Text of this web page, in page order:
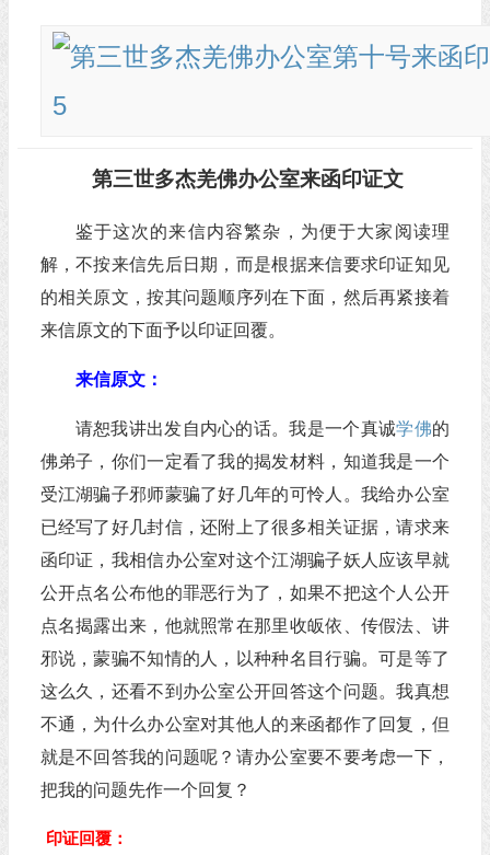
第三世多杰羌佛办公室来函印证文
鉴于这次的来信内容繁杂，为便于大家阅读理
解，不按来信先后日期，而是根据来信要求印证知见
的相关原文，按其问题顺序列在下面，然后再紧接着
来信原文的下面予以印证回覆。
来信原文：
请恕我讲出发自内心的话。我是一个真诚学佛的
佛弟子，你们一定看了我的揭发材料，知道我是一个
受江湖骗子邪师蒙骗了好几年的可怜人。我给办公室
已经写了好几封信，还附上了很多相关证据，请求来
函印证，我相信办公室对这个江湖骗子妖人应该早就
公开点名公布他的罪恶行为了，如果不把这个人公开
点名揭露出来，他就照常在那里收皈依、传假法、讲
邪说，蒙骗不知情的人，以种种名目行骗。可是等了
这么久，还看不到办公室公开回答这个问题。我真想
不通，为什么办公室对其他人的来函都作了回复，但
就是不回答我的问题呢？请办公室要不要考虑一下，
把我的问题先作一个回复？
印证回覆：